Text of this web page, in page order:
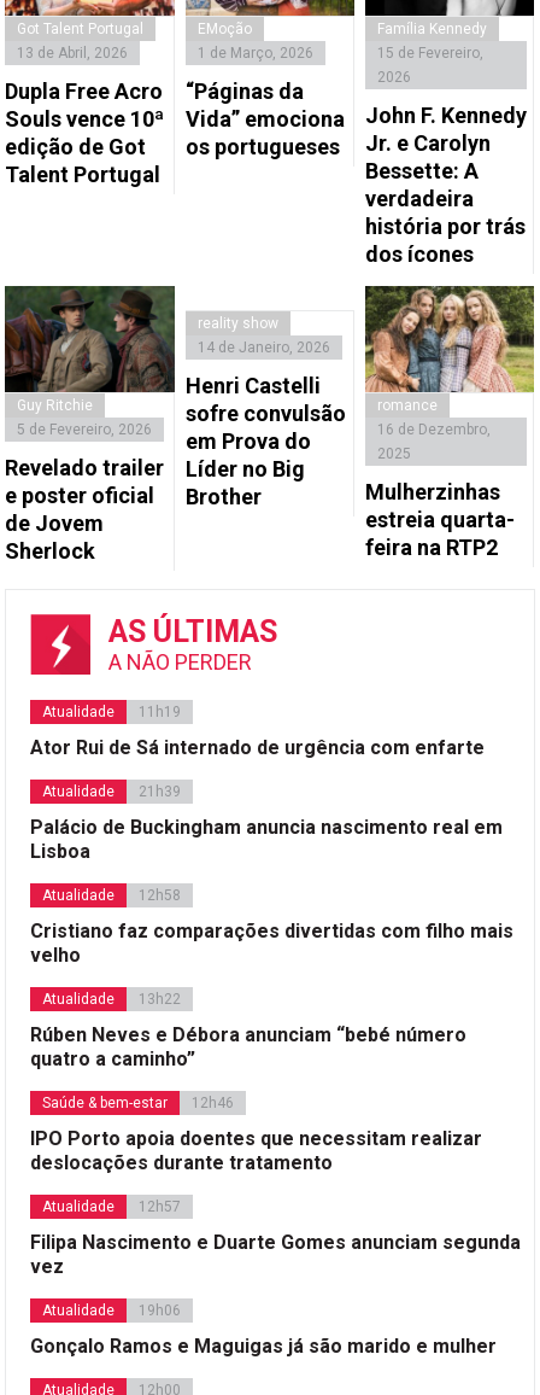
Got Talent Portugal
13 de Abril, 2026
Dupla Free Acro
Souls vence 10ª
edição de Got
Talent Portugal
EMoção
1 de Março, 2026
“Páginas da
Vida” emociona
os portugueses
Família Kennedy
15 de Fevereiro,
2026
John F. Kennedy
Jr. e Carolyn
Bessette: A
verdadeira
história por trás
dos ícones
Guy Ritchie
5 de Fevereiro, 2026
Revelado trailer
e poster oficial
de Jovem
Sherlock
reality show
14 de Janeiro, 2026
Henri Castelli
sofre convulsão
em Prova do
Líder no Big
Brother
romance
16 de Dezembro,
2025
Mulherzinhas
estreia quarta-
feira na RTP2
AS ÚLTIMAS
A NÃO PERDER
Atualidade 11h19
Ator Rui de Sá internado de urgência com enfarte
Atualidade 21h39
Palácio de Buckingham anuncia nascimento real em
Lisboa
Atualidade 12h58
Cristiano faz comparações divertidas com filho mais
velho
Atualidade 13h22
Rúben Neves e Débora anunciam “bebé número
quatro a caminho”
Saúde & bem-estar 12h46
IPO Porto apoia doentes que necessitam realizar
deslocações durante tratamento
Atualidade 12h57
Filipa Nascimento e Duarte Gomes anunciam segunda
vez
Atualidade 19h06
Gonçalo Ramos e Maguigas já são marido e mulher
Atualidade 12h00